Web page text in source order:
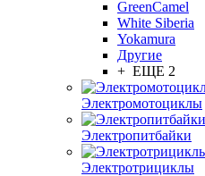
GreenCamel
White Siberia
Yokamura
Другие
+ ЕЩЕ 2
Электромотоциклы
Электропитбайки
Электротрициклы